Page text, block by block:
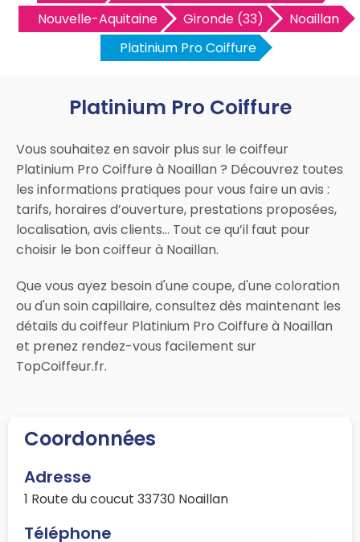
Nouvelle-Aquitaine
Gironde (33)
Noaillan
Platinium Pro Coiffure
Platinium Pro Coiffure
Vous souhaitez en savoir plus sur le coiffeur
Platinium Pro Coiffure à Noaillan ? Découvrez toutes
les informations pratiques pour vous faire un avis :
tarifs, horaires d’ouverture, prestations proposées,
localisation, avis clients… Tout ce qu’il faut pour
choisir le bon coiffeur à Noaillan.
Que vous ayez besoin d'une coupe, d'une coloration
ou d'un soin capillaire, consultez dès maintenant les
détails du coiffeur Platinium Pro Coiffure à Noaillan
et prenez rendez-vous facilement sur
TopCoiffeur.fr.
Coordonnées
Adresse
1 Route du coucut 33730 Noaillan
Téléphone